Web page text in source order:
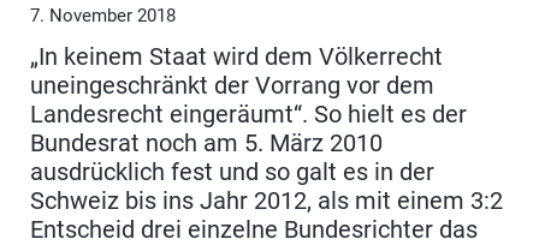
7. November 2018
„In keinem Staat wird dem Völkerrecht
uneingeschränkt der Vorrang vor dem
Landesrecht eingeräumt“. So hielt es der
Bundesrat noch am 5. März 2010
ausdrücklich fest und so galt es in der
Schweiz bis ins Jahr 2012, als mit einem 3:2
Entscheid drei einzelne Bundesrichter das